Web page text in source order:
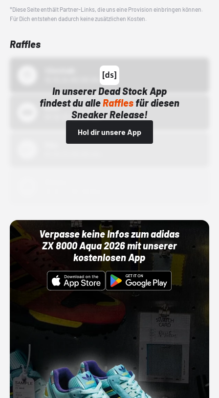
*Diese Seite enthält Partner-Links, die uns eine Provision einbringen können.
Für Dich entstehen dadurch keine zusätzlichen Kosten.
Raffles
In unserer Dead Stock App
findest du alleRafflesfür diesen
Sneaker Release!
Hol dir unsere App
Bstn
01.10.22 00:00 Uhr
Verpasse keine Infos zum adidas
ZX 8000 Aqua 2026 mit unserer
kostenlosen App